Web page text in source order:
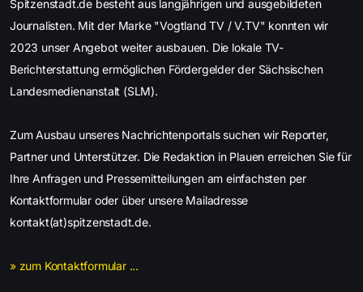
Spitzenstadt.de besteht aus langjährigen und ausgebildeten
Journalisten. Mit der Marke "Vogtland TV / V.TV" konnten wir
2023 unser Angebot weiter ausbauen. Die lokale TV-
Berichterstattung ermöglichen Fördergelder der Sächsischen
Landesmedienanstalt (SLM).
Zum Ausbau unseres Nachrichtenportals suchen wir Reporter,
Partner und Unterstützer. Die Redaktion in Plauen erreichen Sie für
Ihre Anfragen und Pressemitteilungen am einfachsten per
Kontaktformular oder über unsere Mailadresse
kontakt(at)spitzenstadt.de.
» zum Kontaktformular ...